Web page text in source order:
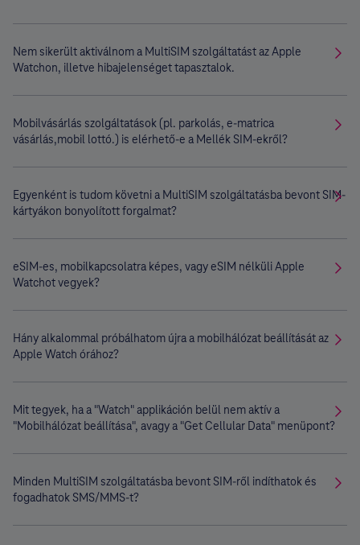
Nem sikerült aktiválnom a MultiSIM szolgáltatást az Apple
Watchon, illetve hibajelenséget tapasztalok.
Mobilvásárlás szolgáltatások (pl. parkolás, e-matrica
vásárlás,mobil lottó.) is elérhető-e a Mellék SIM-ekről?
Egyenként is tudom követni a MultiSIM szolgáltatásba bevont SIM-
kártyákon bonyolított forgalmat?
eSIM-es, mobilkapcsolatra képes, vagy eSIM nélküli Apple
Watchot vegyek?
Hány alkalommal próbálhatom újra a mobilhálózat beállítását az
Apple Watch órához?
Mit tegyek, ha a "Watch" applikáción belül nem aktív a
"Mobilhálózat beállítása", avagy a "Get Cellular Data" menüpont?
Minden MultiSIM szolgáltatásba bevont SIM-ről indíthatok és
fogadhatok SMS/MMS-t?